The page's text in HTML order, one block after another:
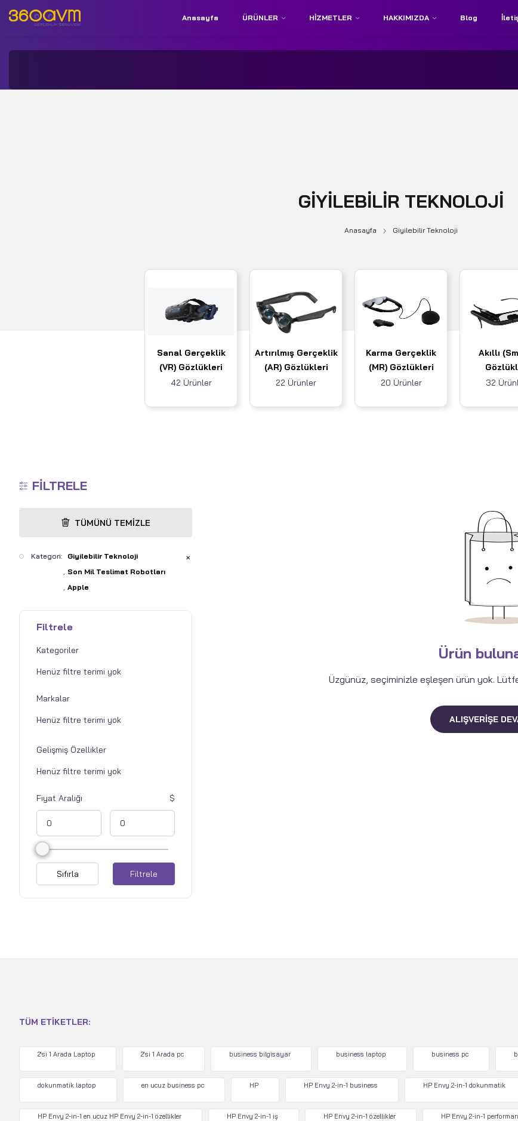
İletişim: +90 850 532 9312
Anasayfa ÜRÜNLER HIZMETLER HAKKIMIZDA Blog
GIYILEBILIR TEKNOLOJI
Anasayfa Giyilebilir Teknoloji
Sanal Gerçeklik
(VR) Gözlükleri
42 Ürünler
Artırılmış Gerçeklik
(AR) Gözlükleri
22 Ürünler
Karma Gerçeklik
(MR) Gözlükleri
20 Ürünler
Akıllı
32
FILTRELE
TÜMÜNÜ TEMIZLE
Kategori:
Giyilebilir Teknoloji
Son Mil Teslimat Robotları
Apple
✕
Filtrele
Kategoriler
Markalar
Gelişmiş Özellikler
Fiyat Aralığı
Filtrele
Sıfırla
Ürün
Üzgünüz, seçiminizle eşleşen ürün yok.
ALIŞVERIŞE
TÜM ETIKETLER:
2'si 1 Arada Laptop 2'si 1 Arada pc business bilgisayar business laptop business pc
dokunmatik laptop en ucuz business pc HP HP Envy 2-in-1 business HP Envy 2-in-1 dokunmatik
HP Envy 2-in-1 en ucuz HP Envy 2-in-1 özellikler HP Envy 2-in-1 iş HP Envy 2-in-1 özellikler HP Envy 2-in-1